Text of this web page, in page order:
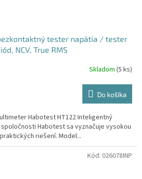
tester napätia / tester
NCV, True RMS
Skladom (5 ks)
Do košíka
Habotest HT122 Inteligentný
Habotest sa vyznačuje vysokou
riešení. Model...
Kód: 026078INP